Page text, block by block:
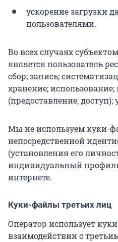
ускорение загрузки
пользователями.
Во всех случаях
является пользователь
сбор; запись;
хранение; использование;
(предоставление,
Мы не используем куки-
непосредственной
(установления его
индивидуальный
интернете.
Куки-файлы третьих лиц
Оператор использует
взаимодействии с